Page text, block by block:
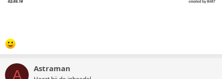
A Astraman